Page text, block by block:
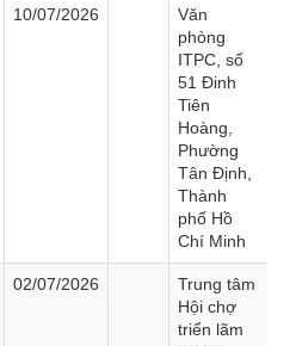
10/07/2026
Văn
phòng
ITPC, số
51 Đinh
Tiên
Hoàng,
Phường
Tân Định,
Thành
phố Hồ
Chí Minh
02/07/2026
Trung tâm
Hội chợ
triển lãm